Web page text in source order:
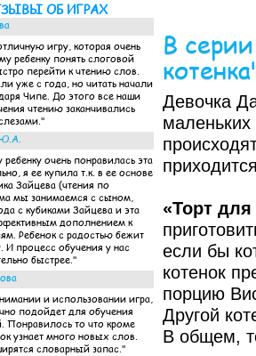
ОБ ИГРАХ
игру, которая очень
ребенку понять слоговой
перейти к чтению слов.
уже с года, но читать начали
Чипе. До этого все наши
чтению заканчивались
очень понравилась эта
я ее купила т.к. в ее основе
Зайцева (чтения по
мы занимаемся с сыном,
с кубиками Зайцева и эта
дополнением к
Ребенок с радостью бежит
И процесс обучения у нас
быстрее."
и использовании игра,
подойдет для обучения
Понравилось то что кроме
узнает много новых слов.
словарный запас."
В
Девочка
маленьких
«Торт
если бы
котенок
порцию
Другой
В общем,